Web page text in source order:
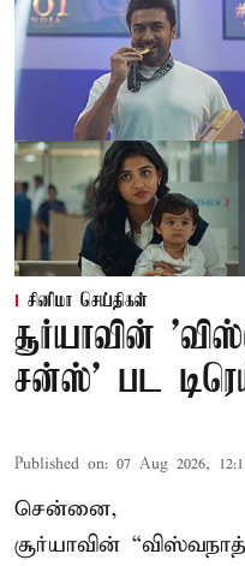
சினிமா செய்திகள்
சூர்யாவின்
சன்ஸ்' பட
Published on: 07 Aug 2026,
சென்னை,
சூர்யாவின் “